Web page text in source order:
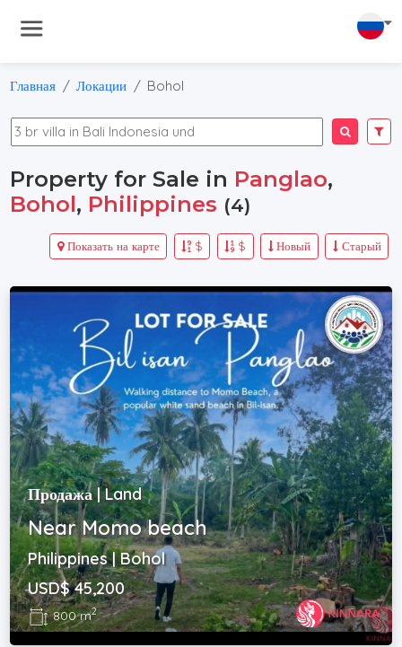
Главная Локации Bohol
Property for Sale in Panglao,
Bohol, Philippines (4)
Старый
Новый
$
$
Показать на карте
Продажа | Land
Near Momo beach
Philippines | Bohol
USD$ 45,200
800 m2